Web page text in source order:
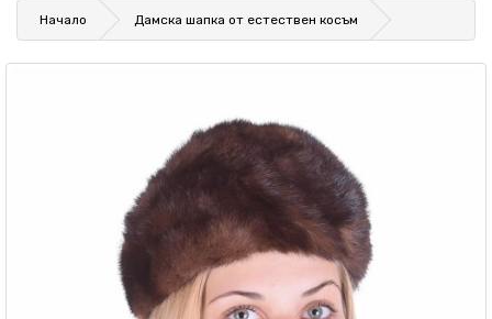
Начало Дамска шапка от естествен косъм